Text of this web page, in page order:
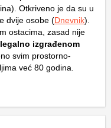
Otkriveno je da su u
dvije osobe (Dnevnik).
ostacima, zasad nije
izgrađenom
svim prostorno-
već 80 godina.